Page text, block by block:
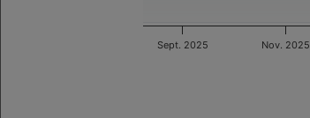
Sept. 2025 Nov. 2025